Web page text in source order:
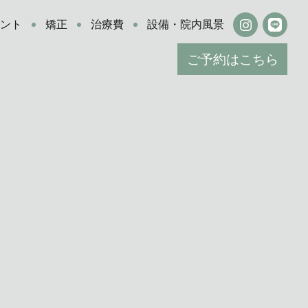
ト 矯正 治療費 設備・院内風景
ご予約はこちら